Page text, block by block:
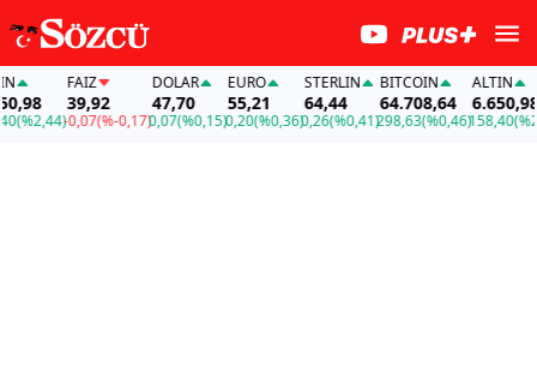
FAİZ
39,92
-0,07(%-0,17)
DOLAR
47,70
0,07(%0,15)
EURO
55,21
0,20(%0,36)
STERLIN
64,44
0,26(%0,41)
BITCOIN
64.708,64
298,63(%0,46)
ALTIN
6.650,98
158,40